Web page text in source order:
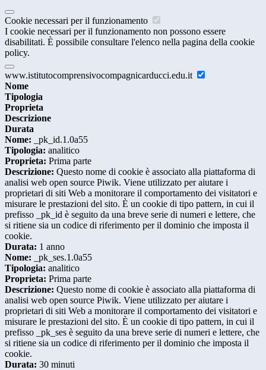
Cookie necessari per il funzionamento
I cookie necessari per il funzionamento non possono essere
disabilitati. È possibile consultare l'elenco nella pagina della cookie
policy.
www.istitutocomprensivocompagnicarducci.edu.it
Nome
Tipologia
Proprieta
Descrizione
Durata
Nome: _pk_id.1.0a55
Tipologia: analitico
Proprieta: Prima parte
Descrizione: Questo nome di cookie è associato alla piattaforma di
analisi web open source Piwik. Viene utilizzato per aiutare i
proprietari di siti Web a monitorare il comportamento dei visitatori e
misurare le prestazioni del sito. È un cookie di tipo pattern, in cui il
prefisso _pk_id è seguito da una breve serie di numeri e lettere, che
si ritiene sia un codice di riferimento per il dominio che imposta il
cookie.
Durata: 1 anno
Nome: _pk_ses.1.0a55
Tipologia: analitico
Proprieta: Prima parte
Descrizione: Questo nome di cookie è associato alla piattaforma di
analisi web open source Piwik. Viene utilizzato per aiutare i
proprietari di siti Web a monitorare il comportamento dei visitatori e
misurare le prestazioni del sito. È un cookie di tipo pattern, in cui il
prefisso _pk_ses è seguito da una breve serie di numeri e lettere, che
si ritiene sia un codice di riferimento per il dominio che imposta il
cookie.
Durata: 30 minuti